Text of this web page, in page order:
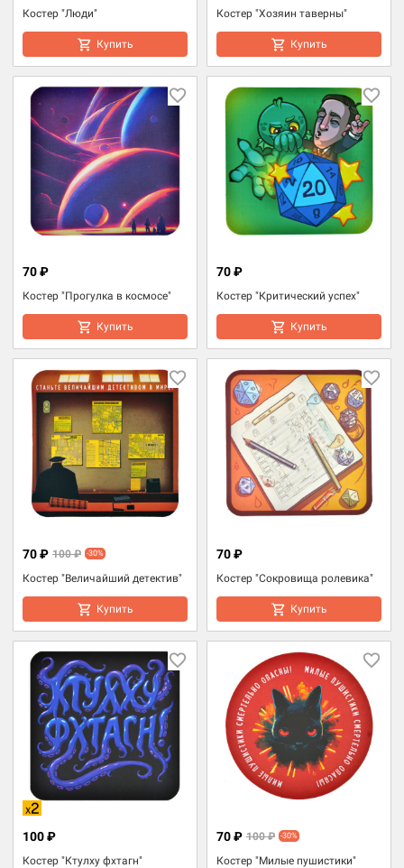
Костер "Люди"
Купить
Костер "Хозяин таверны"
Купить
Костер "Прогулка в космосе"
70 ₽
Купить
Костер "Критический успех"
70 ₽
Купить
Костер "Величайший детектив"
70 ₽ 100 ₽ -30%
Купить
Костер "Сокровища ролевика"
70 ₽
Купить
Костер "Ктулху фхтагн"
100 ₽
Костер "Милые пушистики"
70 ₽ 100 ₽ -30%